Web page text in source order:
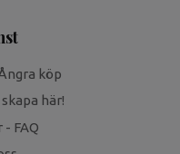
köp
här!
FAQ